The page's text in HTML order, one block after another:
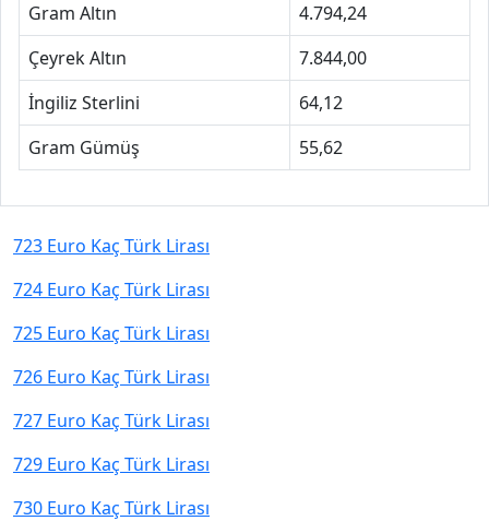
Gram Altın
4.794,24
Çeyrek Altın
7.844,00
İngiliz Sterlini
64,12
Gram Gümüş
55,62
723 Euro Kaç Türk Lirası
724 Euro Kaç Türk Lirası
725 Euro Kaç Türk Lirası
726 Euro Kaç Türk Lirası
727 Euro Kaç Türk Lirası
729 Euro Kaç Türk Lirası
730 Euro Kaç Türk Lirası